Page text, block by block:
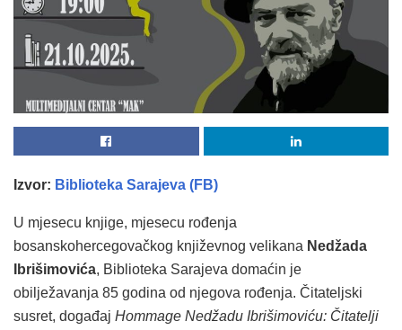
Izvor: Biblioteka Sarajeva (FB)
U mjesecu knjige, mjesecu rođenja
bosanskohercegovačkog književnog velikana Nedžada
Ibrišimovića, Biblioteka Sarajeva domaćin je
obilježavanja 85 godina od njegova rođenja. Čitateljski
susret, događaj Hommage Nedžadu Ibrišimoviću: Čitatelji